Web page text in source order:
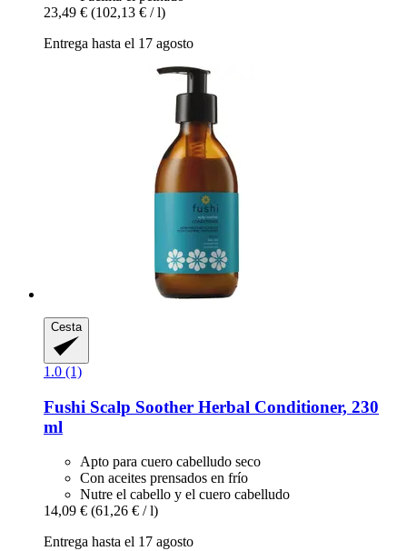
23,49 € (102,13 € / l)
Entrega hasta el 17 agosto
Cesta
1.0 (1)
Fushi Scalp Soother Herbal Conditioner, 230
ml
Apto para cuero cabelludo seco
Con aceites prensados en frío
Nutre el cabello y el cuero cabelludo
14,09 € (61,26 € / l)
Entrega hasta el 17 agosto